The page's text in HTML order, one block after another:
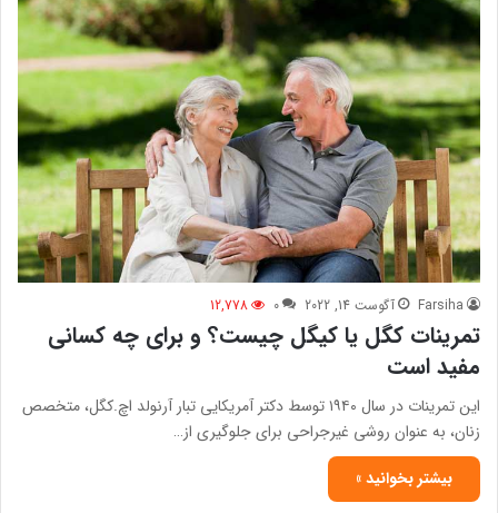
Farsiha آگوست 14, 2022 0
12,778
تمرینات کگل یا کیگل چیست؟ و برای چه کسانی
مفید است
این تمرینات در سال ۱۹۴۰ توسط دکتر آمریکایی تبار آرنولد اچ.کگل، متخصص
زنان، به عنوان روشی غیرجراحی برای جلوگیری از…
بیشتر بخوانید »